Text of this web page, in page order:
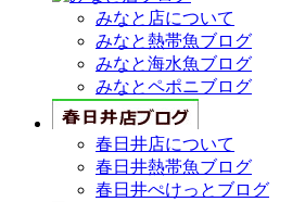
みなと店について
みなと熱帯魚ブログ
みなと海水魚ブログ
みなとペポニブログ
春日井店について
春日井熱帯魚ブログ
春日井ぺけっとブログ